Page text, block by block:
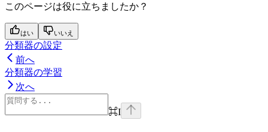
このページは役に立ちましたか？
はい いいえ
分類器の設定
前へ
分類器の学習
次へ
⌘I